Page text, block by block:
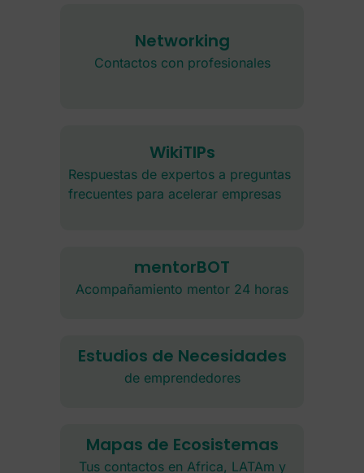
Networking
Contactos con profesionales
WikiTIPs
Respuestas de expertos a preguntas
frecuentes para acelerar empresas
mentorBOT
Acompañamiento mentor 24 horas
Estudios de Necesidades
de emprendedores
Mapas de Ecosistemas
Tus contactos en Africa, LATAm y